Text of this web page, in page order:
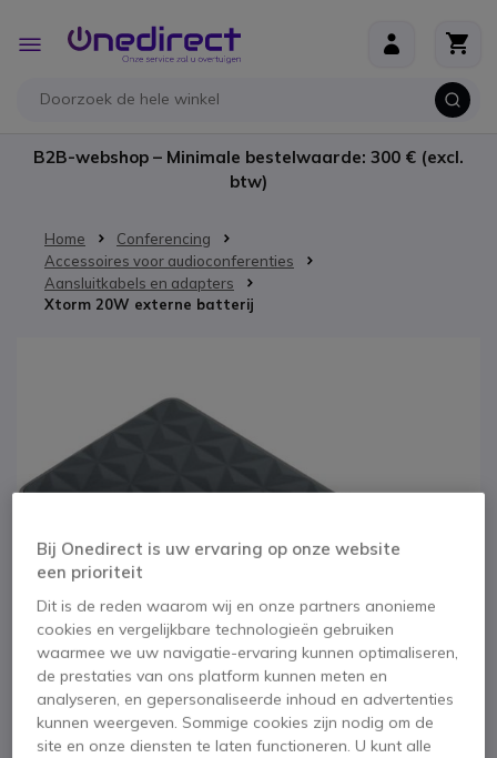
Toggle
Nav
B2B-webshop – Minimale bestelwaarde: 300 € (excl.
btw)
Home
Conferencing
Accessoires voor audioconferenties
Aansluitkabels en adapters
Xtorm 20W externe batterij
Bij Onedirect is uw ervaring op onze website
een prioriteit
Dit is de reden waarom wij en onze partners anonieme
cookies en vergelijkbare technologieën gebruiken
waarmee we uw navigatie-ervaring kunnen optimaliseren,
de prestaties van ons platform kunnen meten en
analyseren, en gepersonaliseerde inhoud en advertenties
kunnen weergeven. Sommige cookies zijn nodig om de
site en onze diensten te laten functioneren. U kunt alle